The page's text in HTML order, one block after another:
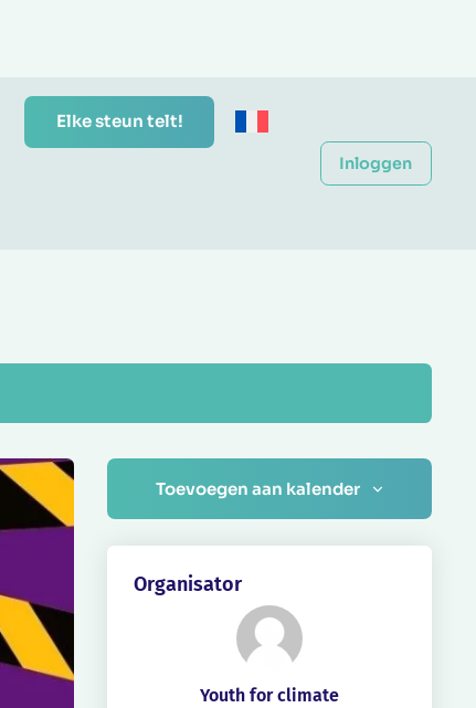
Elke steun telt!
Inloggen
Toevoegen aan kalender
Organisator
Youth for climate